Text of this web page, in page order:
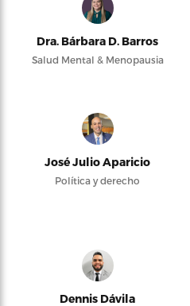
Dra. Bárbara D. Barros
Salud Mental & Menopausia
José Julio Aparicio
Política y derecho
Dennis Dávila